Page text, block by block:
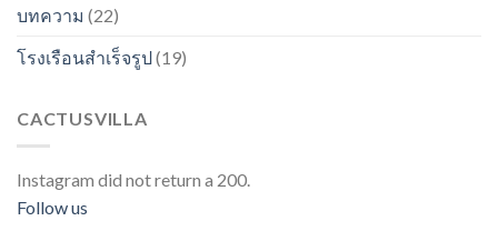
บทความ (22)
โรงเรือนสำเร็จรูป(19)
CACTUSVILLA
Instagram did not return a 200.
Follow us